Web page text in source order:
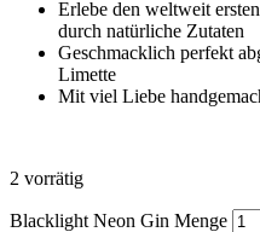
Erlebe den weltweit
durch natürliche Zutaten
Geschmacklich perfekt
Limette
Mit viel Liebe
2 vorrätig
Blacklight Neon Gin Menge